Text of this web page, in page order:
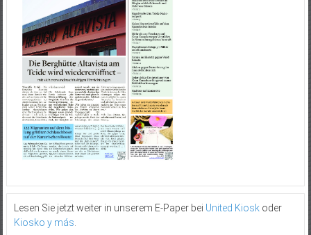
Lesen Sie jetzt weiter in unserem E-Paper bei United Kioskoder
Kiosko y más